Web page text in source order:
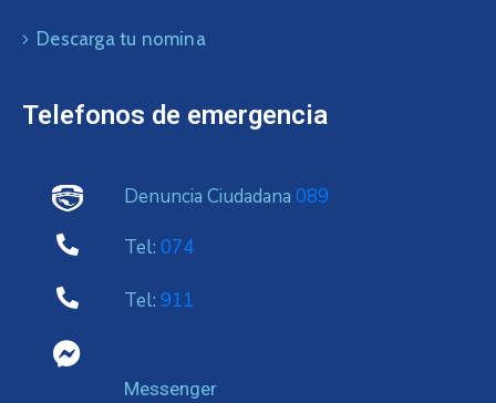
Descarga tu nomina
Telefonos de emergencia
Denuncia Ciudadana 089
Tel: 074
Tel: 911
Messenger